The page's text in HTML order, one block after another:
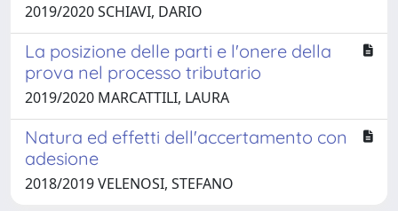
2019/2020 SCHIAVI, DARIO
La posizione delle parti e l'onere della
prova nel processo tributario
2019/2020 MARCATTILI, LAURA
Natura ed effetti dell'accertamento con
adesione
2018/2019 VELENOSI, STEFANO